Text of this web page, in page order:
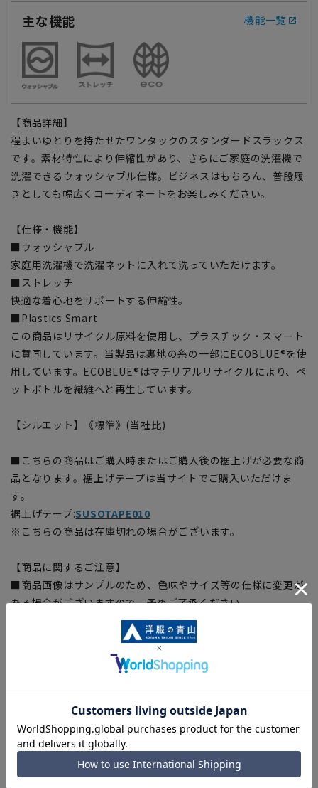
主な機能
機能一覧
【商品詳細】
程よいゆとりを持たせたワンタックのスタンダードスラックス
です。素材特性により伸縮性があり、さらにご家庭の洗濯機で
洗濯できるウォッシャブル仕様。ビジネスはもちろん、普段履
きとしても幅広くコーディネートをお楽しみください。
【仕様・機能】
■ウォッシャブル
家庭用洗濯機で洗濯ネットに入れて洗っていただけます。
■ストレッチ
快適な着心地をサポートする伸縮性。
■Plastics Smart
この商品はリサイクル原料を使用し、プラスチック・スマート
に賛同しています。当製品は裏地の糸の一部にECOBLUE®を使
用しています。ECOBLUE®はマテリアルリサイクルにより、ペ
ットボトルを繊維へと再生しています。
【シルエット】《標準》(当社比)
■こちらの商品はご購入時またはご購入後の裾上げが必要な商
品となります。裾上げテープは当サイトでご購入いただけま
す。
裾上げテープ:SUSOTAPE010
※こちらの商品は在庫切れの場合がございます。
【商品に関するご注意】
■商品画像はサンプルのため、色味やサイズ等の仕様に変更が
ある場合がございますので、予めご了承ください。
■ゆとり感には個人差があります。サイズ表を確認の上、ご購
入の目安としてご利用ください。
■生地や仕様・デザインにより、着用感や実際のサイズ表に若
干の誤差が生じる場合がございます。予めご了承ください。
■サイズスペックは仕上がりサイズを記載しております。一
部、商品現物におすすめサイズ(ヌードサイズ)を記載している
商品もございます。
■ブラウザやお使いのモニター環境、また撮影時の室内外の光
加減により、実際の商品と掲載画像の色味が異なる場合がござ
います。